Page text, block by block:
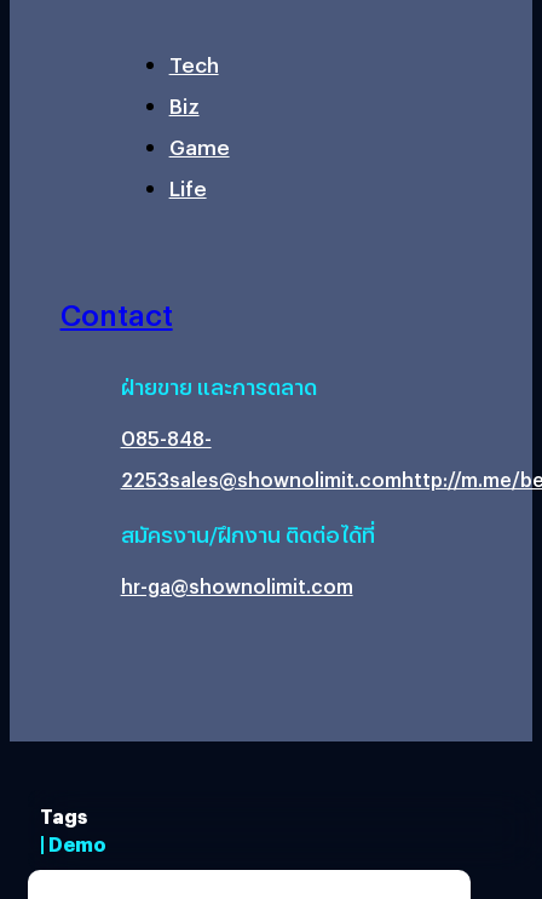
Tech
Biz
Game
Life
Contact
ฝ่ายขาย และการตลาด
085-848-
2253sales@shownolimit.comhttp://m.me/
สมัครงาน/ฝึกงาน ติดต่อได้ที่
hr-ga@shownolimit.com
Tags
| Demo